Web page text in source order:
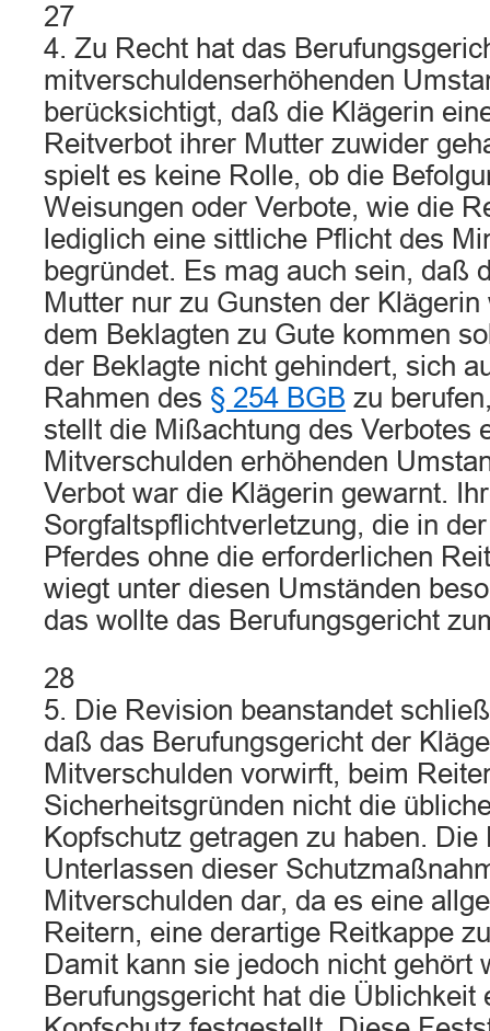
27
4. Zu Recht hat das
mitverschuldenserhöhenden
berücksichtigt, daß die Klägerin
Reitverbot ihrer Mutter zuwider
spielt es keine Rolle, ob die
Weisungen oder Verbote, wie die
lediglich eine sittliche Pflicht des
begründet. Es mag auch sein, daß
Mutter nur zu Gunsten der
dem Beklagten zu Gute kommen
der Beklagte nicht gehindert, sich
Rahmen des § 254 BGB zu
stellt die Mißachtung des Verbotes
Mitverschulden erhöhenden
Verbot war die Klägerin gewarnt.
Sorgfaltspflichtverletzung, die in
Pferdes ohne die erforderlichen
wiegt unter diesen Umständen
das wollte das Berufungsgericht
28
5. Die Revision beanstandet
daß das Berufungsgericht der
Mitverschulden vorwirft, beim
Sicherheitsgründen nicht die
Kopfschutz getragen zu haben.
Unterlassen dieser
Mitverschulden dar, da es eine
Reitern, eine derartige Reitkappe
Damit kann sie jedoch nicht gehört
Berufungsgericht hat die Üblichkeit